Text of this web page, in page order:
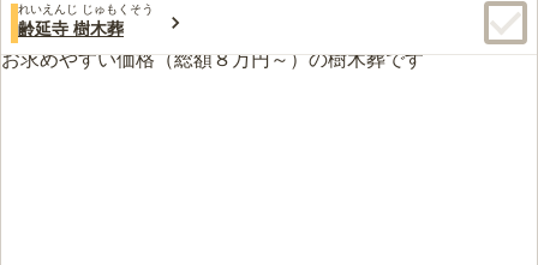
れいえんじ じゅもくそう
齢延寺 樹木葬